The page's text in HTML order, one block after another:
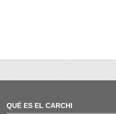
QUÉ ES EL CARCHI